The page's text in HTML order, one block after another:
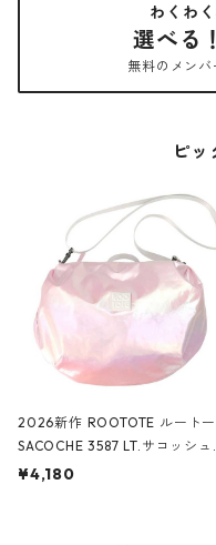
わくわ
選べる
無料のメン
ピ
2026新作 ROOTOTE ルートー
SACOCHE 3587 LT.サコッシュ.
ミエ-B ショルダーバッグ グロ
¥4,180